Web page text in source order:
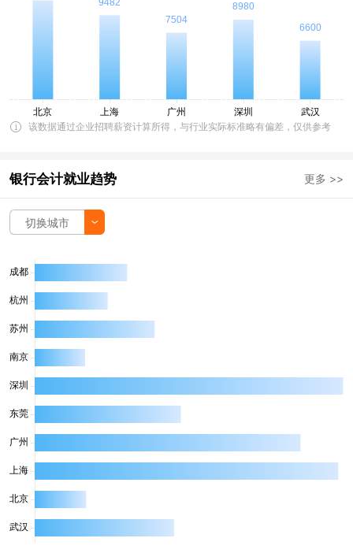
该数据通过企业招聘薪资计算所得，与行业实际标准略有偏差，仅供参考
银行会计就业趋势 更多 >>
切换城市